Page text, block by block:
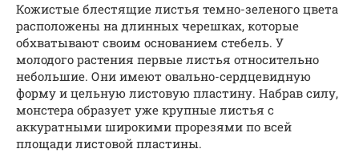
Кожистые блестящие листья темно-зеленого цвета
расположены на длинных черешках, которые
обхватывают своим основанием стебель. У
молодого растения первые листья относительно
небольшие. Они имеют овально-сердцевидную
форму и цельную листовую пластину. Набрав силу,
монстера образует уже крупные листья с
аккуратными широкими прорезями по всей
площади листовой пластины.